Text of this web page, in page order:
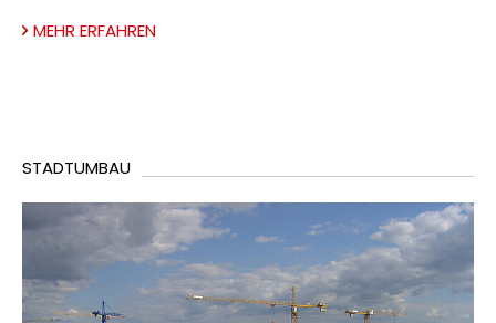
MEHR ERFAHREN
STADTUMBAU